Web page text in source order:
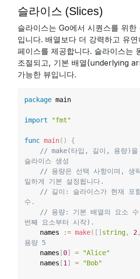
슬라이스 (Slices)
슬라이스는 Go에서 시퀀스를 위한
입니다. 배열보다 더 강력하고 유
페이스를 제공합니다. 슬라이스는
조절되고, 기본 배열(underlying
가능한 뷰입니다.
package main
import "fmt"
func main( )
{
// make(타입, 길이, 용량)을
슬라이스 생성
// 용량은 선택 사항이며, 생
일하게 기본 설정됩니다.
// 길이: 슬라이스가 현재 포
수.
// 용량: 기본 배열의 요소 수
번째 요소부터 시작).
	names
:= make( [ ] string, 2,
용량 5
	names
[0] =
"Alice"
	names
[1 ] = "Bob"